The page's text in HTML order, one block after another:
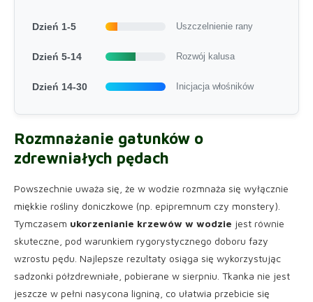
Dzień 1-5 Uszczelnienie rany
Dzień 5-14 Rozwój kalusa
Dzień 14-30 Inicjacja włośników
Rozmnażanie gatunków o
zdrewniałych pędach
Powszechnie uważa się, że w wodzie rozmnaża się wyłącznie
miękkie rośliny doniczkowe (np. epipremnum czy monstery).
Tymczasem ukorzenianie krzewów w wodzie jest równie
skuteczne, pod warunkiem rygorystycznego doboru fazy
wzrostu pędu. Najlepsze rezultaty osiąga się wykorzystując
sadzonki półzdrewniałe, pobierane w sierpniu. Tkanka nie jest
jeszcze w pełni nasycona ligniną, co ułatwia przebicie się